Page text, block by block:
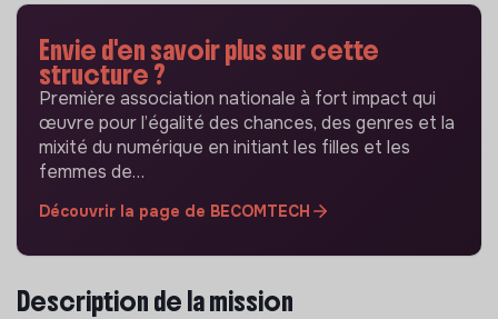
Envie d'en savoir plus sur cette
structure ?
Première association nationale à fort impact qui
œuvre pour l’égalité des chances, des genres et la
mixité du numérique en initiant les filles et les
femmes de…
Découvrir la page de BECOMTECH
Description de la mission